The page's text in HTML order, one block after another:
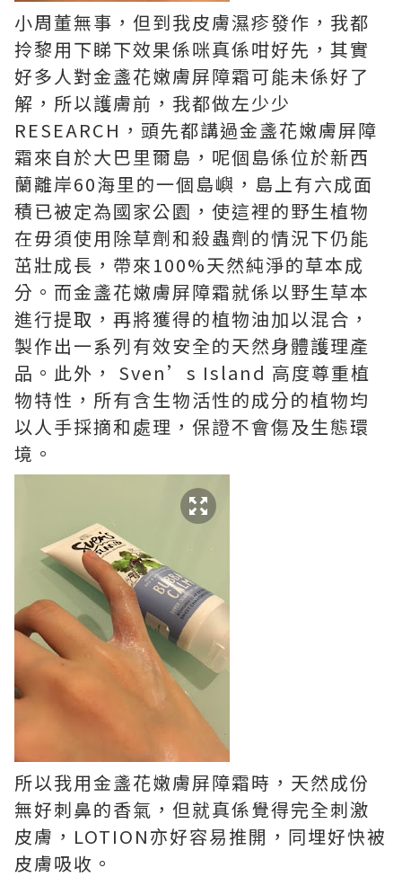
小周董無事，但到我皮膚濕疹發作，我都
拎黎用下睇下效果係咪真係咁好先，其實
好多人對金盞花嫩膚屏障霜可能未係好了
解，所以護膚前，我都做左少少
RESEARCH，頭先都講過金盞花嫩膚屏障
霜來自於大巴里爾島，呢個島係位於新西
蘭離岸60海里的一個島嶼，島上有六成面
積已被定為國家公園，使這裡的野生植物
在毋須使用除草劑和殺蟲劑的情況下仍能
茁壯成長，帶來100%天然純淨的草本成
分。而金盞花嫩膚屏障霜就係以野生草本
進行提取，再將獲得的植物油加以混合，
製作出一系列有效安全的天然身體護理產
品。此外， Sven’s Island 高度尊重植
物特性，所有含生物活性的成分的植物均
以人手採摘和處理，保證不會傷及生態環
境。
所以我用金盞花嫩膚屏障霜時，天然成份
無好刺鼻的香氣，但就真係覺得完全刺激
皮膚，LOTION亦好容易推開，同埋好快被
皮膚吸收。